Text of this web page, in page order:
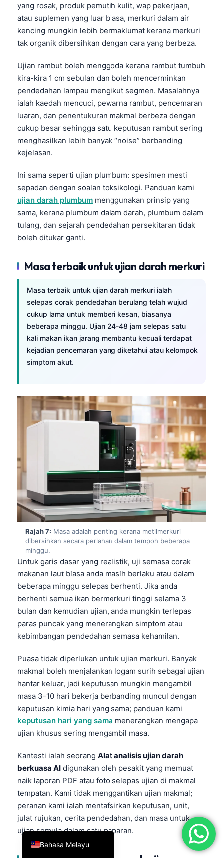
yang rosak, produk pemutih kulit, wap pekerjaan,
atau suplemen yang luar biasa, merkuri dalam air
kencing mungkin lebih bermaklumat kerana merkuri
tak organik dibersihkan dengan cara yang berbeza.
Ujian rambut boleh menggoda kerana rambut tumbuh
kira-kira 1 cm sebulan dan boleh mencerminkan
pendedahan lampau mengikut segmen. Masalahnya
ialah kaedah mencuci, pewarna rambut, pencemaran
luaran, dan penentukuran makmal berbeza dengan
cukup besar sehingga satu keputusan rambut sering
menghasilkan lebih banyak “noise” berbanding
kejelasan.
Ini sama seperti ujian plumbum: spesimen mesti
sepadan dengan soalan toksikologi. Panduan kami
ujian darah plumbum menggunakan prinsip yang
sama, kerana plumbum dalam darah, plumbum dalam
tulang, dan sejarah pendedahan persekitaran tidak
boleh ditukar ganti.
Masa terbaik untuk ujian darah merkuri
Masa terbaik untuk ujian darah merkuri ialah
selepas corak pendedahan berulang telah wujud
cukup lama untuk memberi kesan, biasanya
beberapa minggu. Ujian 24-48 jam selepas satu
kali makan ikan jarang membantu kecuali terdapat
kejadian pencemaran yang diketahui atau kelompok
simptom akut.
Rajah 7: Masa adalah penting kerana metilmerkuri
dibersihkan secara perlahan dalam tempoh beberapa
minggu.
Untuk garis dasar yang realistik, uji semasa corak
makanan laut biasa anda masih berlaku atau dalam
beberapa minggu selepas berhenti. Jika anda
berhenti semua ikan bermerkuri tinggi selama 3
bulan dan kemudian ujian, anda mungkin terlepas
paras puncak yang menerangkan simptom atau
kebimbangan pendedahan semasa kehamilan.
Puasa tidak diperlukan untuk ujian merkuri. Banyak
makmal boleh menjalankan logam surih sebagai ujian
hantar keluar, jadi keputusan mungkin mengambil
masa 3-10 hari bekerja berbanding muncul dengan
keputusan kimia hari yang sama; panduan kami
keputusan hari yang sama menerangkan mengapa
ujian khusus sering mengambil masa.
Kantesti ialah seorang Alat analisis ujian darah
berkuasa AI digunakan oleh pesakit yang memuat
naik laporan PDF atau foto selepas ujian di makmal
tempatan. Kami tidak menggantikan ujian makmal;
peranan kami ialah mentafsirkan keputusan, unit,
julat rujukan, cerita pendedahan, dan masa untuk
ujian semula dalam satu paparan.
Bahasa Melayu
English
Deutsch
العربية
Français
Español
Português
Ελληνικά
Türkçe
Română
فارسی
Български
Dansk
Nederlands
हिन्दी
Bahasa Indonesia
Հայերեն
Íslenska
Čeština
Русский
Lietuvių kalba
Polski
한국어
Slovenščina
Shqip
اردو
తెలుగు
தமிழ்
ಕನ್ನಡ
മലയാളം
Tiếng Việt
Tagalog
ไทย
ဗမာစာ
Kiswahili
አማርኛ
Українська